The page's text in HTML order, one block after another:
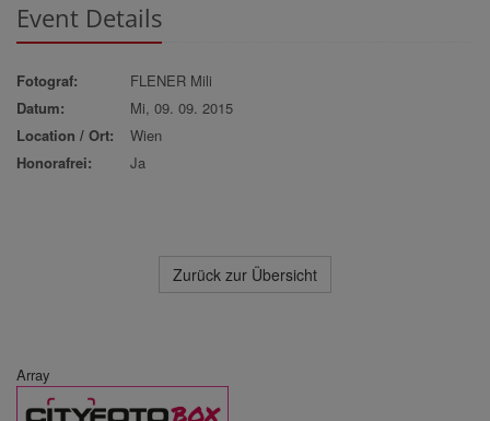
Event Details
Fotograf:
FLENER Mili
Datum:
Mi, 09. 09. 2015
Location / Ort:
Wien
Honorafrei:
Ja
Zurück zur Übersicht
Array